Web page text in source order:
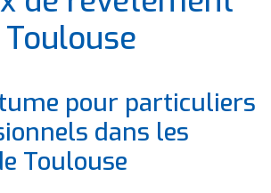
Toulouse
pour particuliers
dans les
Toulouse